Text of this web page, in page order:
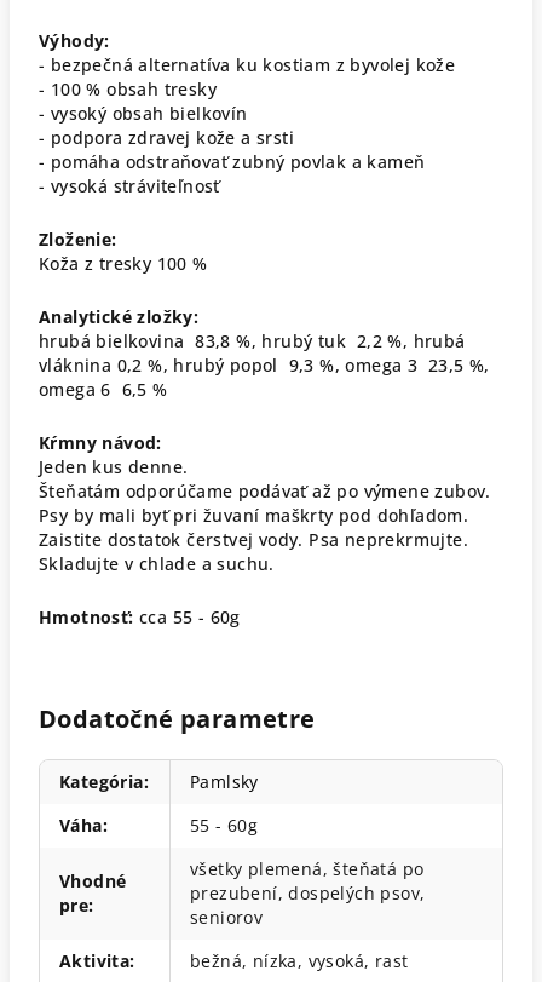
Výhody:
- bezpečná alternatíva ku kostiam z byvolej kože
- 100 % obsah tresky
- vysoký obsah bielkovín
- podpora zdravej kože a srsti
- pomáha odstraňovať zubný povlak a kameň
- vysoká stráviteľnosť
Zloženie:
Koža z tresky 100 %
Analytické zložky:
hrubá bielkovina 83,8 %, hrubý tuk 2,2 %, hrubá
vláknina 0,2 %, hrubý popol 9,3 %, omega 3 23,5 %,
omega 6 6,5 %
Kŕmny návod:
Jeden kus denne.
Šteňatám odporúčame podávať až po výmene zubov.
Psy by mali byť pri žuvaní maškrty pod dohľadom.
Zaistite dostatok čerstvej vody. Psa neprekrmujte.
Skladujte v chlade a suchu.
Hmotnosť: cca 55 - 60g
Dodatočné parametre
Kategória:
Pamlsky
Váha: 55 - 60g
Vhodné
pre:
všetky plemená, šteňatá po
prezubení, dospelých psov,
seniorov
Aktivita: bežná, nízka, vysoká, rast